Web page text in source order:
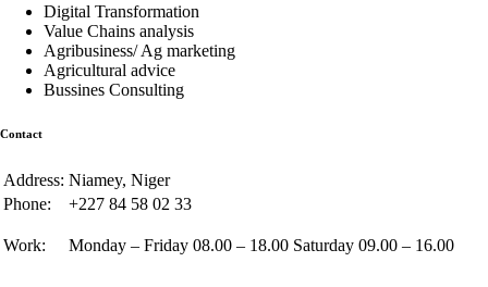
Digital Transformation
Value Chains analysis
Agribusiness/ Ag marketing
Agricultural advice
Bussines Consulting
Contact
Address: Niamey, Niger
Phone:
+227 84 58 02 33
Work: Monday – Friday 08.00 – 18.00 Saturday 09.00 – 16.00